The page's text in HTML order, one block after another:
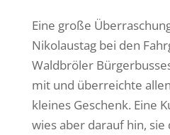
Eine große
Nikolaustag bei den
Waldbröler
mit und überreichte
kleines Geschenk. Eine
wies aber darauf hin, sie